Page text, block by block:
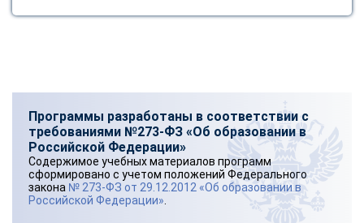
Программы разработаны в соответствии с
требованиями №273-ФЗ «Об образовании в
Российской Федерации»
Содержимое учебных материалов программ
сформировано с учетом положений Федерального
закона № 273-ФЗ от 29.12.2012 «Об образовании в
Российской Федерации»